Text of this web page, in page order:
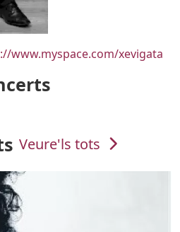
www.myspace.com/xevigata
Veure'ls tots